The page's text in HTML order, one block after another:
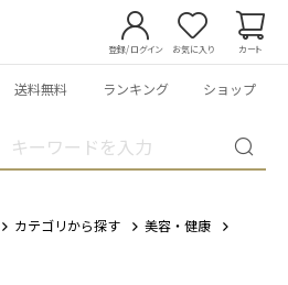
登録/ログイン お気に入り カート
送料無料 ランキング ショップ
カテゴリから探す
美容・健康